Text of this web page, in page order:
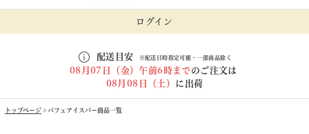
ログイン
配送目安 ※配送日時指定可能・一部商品除く
08月07日（金）午前6時までのご注文は
08月08日（土） に出荷
トップページ パフェアイスバー商品一覧